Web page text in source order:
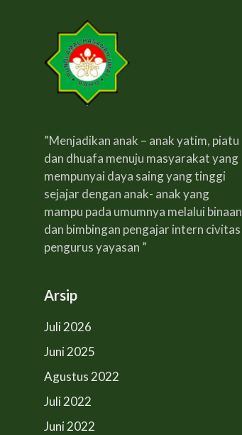
”Menjadikan anak – anak yatim, piatu
dan dhuafa menuju masyarakat yang
mempunyai daya saing yang tinggi
sejajar dengan anak- anak yang
mampu pada umumnya melalui binaan
dan bimbingan pengajar intern civitas
pengurus yayasan ”
Arsip
Juli 2026
Juni 2025
Agustus 2022
Juli 2022
Juni 2022